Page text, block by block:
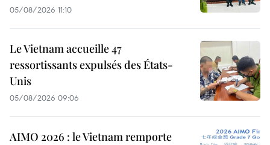
05/08/2026 11:10
Le Vietnam accueille 47
ressortissants expulsés des États-
Unis
05/08/2026 09:06
AIMO 2026 : le Vietnam remporte